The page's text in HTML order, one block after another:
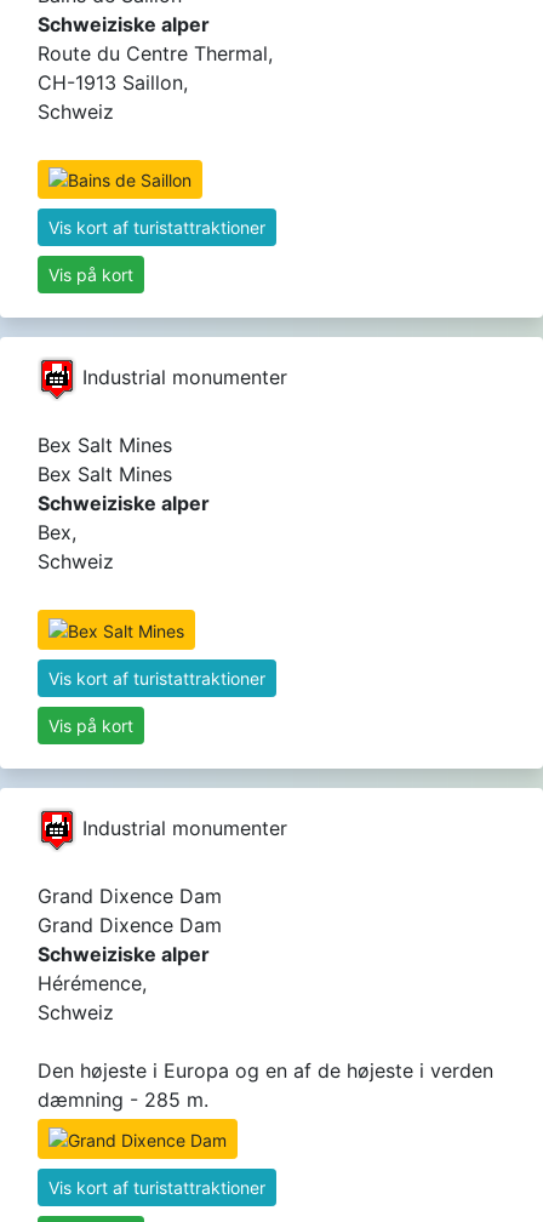
Schweiziske alper
Route du Centre Thermal,
CH-1913 Saillon,
Schweiz
Vis kort af turistattraktioner
Vis på kort
Industrial monumenter
Bex Salt Mines
Bex Salt Mines
Schweiziske alper
Bex,
Schweiz
Vis kort af turistattraktioner
Vis på kort
Industrial monumenter
Grand Dixence Dam
Grand Dixence Dam
Schweiziske alper
Hérémence,
Schweiz
Den højeste i Europa og en af ​​de højeste i verden
dæmning - 285 m.
Vis kort af turistattraktioner